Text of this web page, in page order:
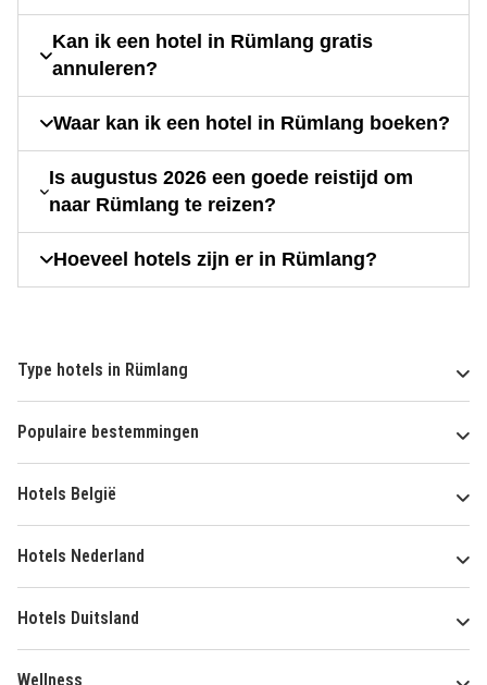
Kan ik een hotel in Rümlang gratis
annuleren?
Waar kan ik een hotel in Rümlang boeken?
Is augustus 2026 een goede reistijd om
naar Rümlang te reizen?
Hoeveel hotels zijn er in Rümlang?
Type hotels in Rümlang
Populaire bestemmingen
Hotels België
Hotels Nederland
Hotels Duitsland
Wellness